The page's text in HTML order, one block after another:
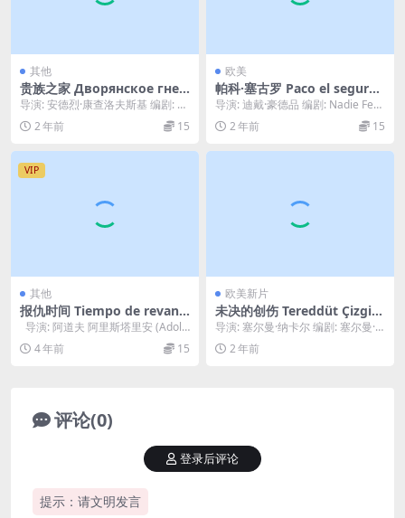
其他
贵族之家 Дворянское гнез
до (1969)
导演: 安德烈·康查洛夫斯基 编剧: Va
lentin Ezhov / 安德烈·...
2 年前 15
欧美
帕科·塞古罗 Paco el seguro
1979
导演: 迪戴·豪德品 编剧: Nadie Feu
z / 何塞·玛丽亚·福尔克 主...
2 年前 15
VIP
其他
报仇时间 Tiempo de revanc
ha (1981)
导演: 阿道夫 阿里斯塔里安 (Adolf
o Aristarain...
4 年前 15
欧美新片
未决的创伤 Tereddüt Çizgisi
(2023)
导演: 塞尔曼·纳卡尔 编剧: 塞尔曼·
纳卡尔 主演: 图林·奥曾 / 奥古尔肯...
2 年前
评论(0)
提示：请文明发言
登录后评论